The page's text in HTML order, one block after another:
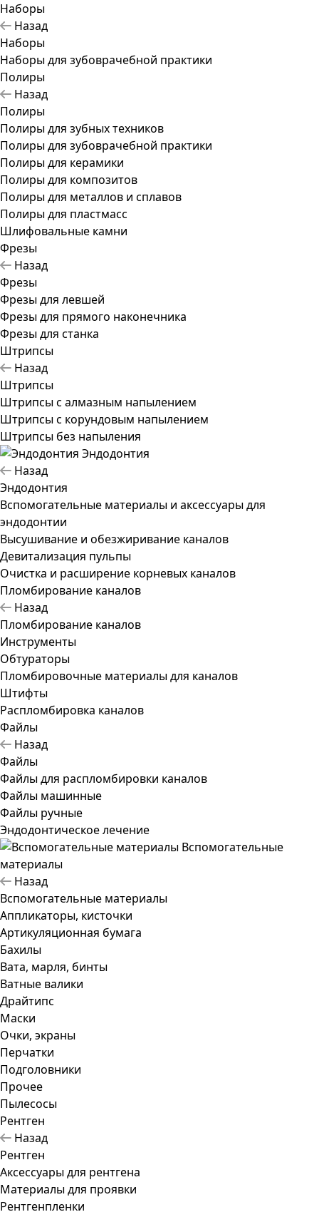
Наборы
Назад
Наборы
Наборы для зубоврачебной практики
Полиры
Назад
Полиры
Полиры для зубных техников
Полиры для зубоврачебной практики
Полиры для керамики
Полиры для композитов
Полиры для металлов и сплавов
Полиры для пластмасс
Шлифовальные камни
Фрезы
Назад
Фрезы
Фрезы для левшей
Фрезы для прямого наконечника
Фрезы для станка
Штрипсы
Назад
Штрипсы
Штрипсы c алмазным напылением
Штрипсы c корундовым напылением
Штрипсы без напыления
Эндодонтия
Назад
Эндодонтия
Вспомогательные материалы и аксессуары для
эндодонтии
Высушивание и обезжиривание каналов
Девитализация пульпы
Очистка и расширение корневых каналов
Пломбирование каналов
Назад
Пломбирование каналов
Инструменты
Обтураторы
Пломбировочные материалы для каналов
Штифты
Распломбировка каналов
Файлы
Назад
Файлы
Файлы для распломбировки каналов
Файлы машинные
Файлы ручные
Эндодонтическое лечение
Вспомогательные
материалы
Назад
Вспомогательные материалы
Аппликаторы, кисточки
Артикуляционная бумага
Бахилы
Вата, марля, бинты
Ватные валики
Драйтипс
Маски
Очки, экраны
Перчатки
Подголовники
Прочее
Пылесосы
Рентген
Назад
Рентген
Аксессуары для рентгена
Материалы для проявки
Рентгенпленки